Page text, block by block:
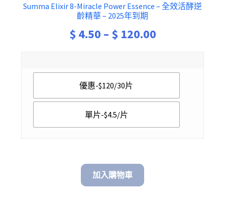
Summa Elixir 8-Miracle Power Essence – 全效活酵逆
齡精華 – 2025年到期
$ 4.50 – $ 120.00Price
$ 4.50
優惠-$120/30片
單片-$4.5/片
加入購物車